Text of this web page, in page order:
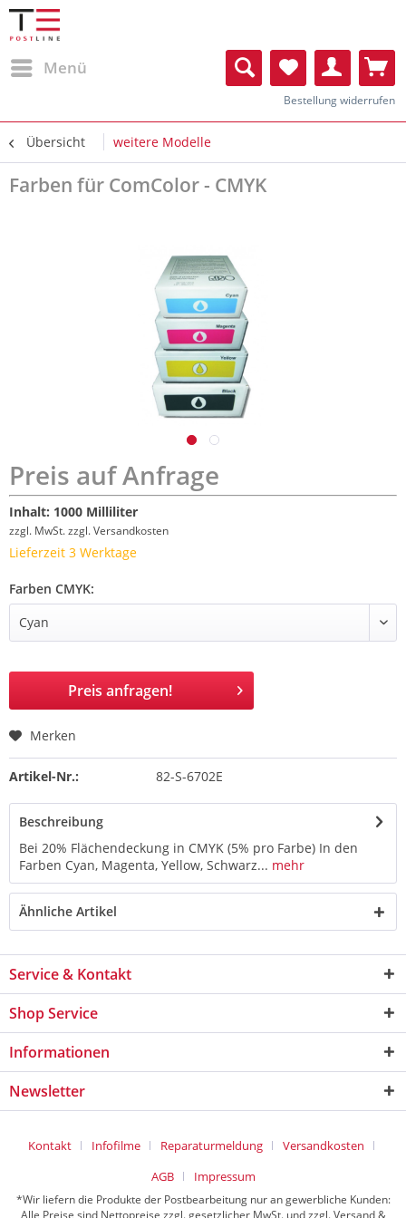
Menü
Bestellung widerrufen
Übersicht weitere Modelle
Farben für ComColor - CMYK
Preis auf Anfrage
Inhalt: 1000 Milliliter
zzgl. MwSt.zzgl. Versandkosten
Lieferzeit 3 Werktage
Farben CMYK:
Preis anfragen!
Merken
Artikel-Nr.: 82-S-6702E
Beschreibung
Bei 20% Flächendeckung in CMYK (5% pro Farbe) In den
Farben Cyan, Magenta, Yellow, Schwarz... mehr
Ähnliche Artikel
Service & Kontakt
Shop Service
Informationen
Newsletter
Kontakt Infofilme Reparaturmeldung
Versandkosten
AGB
Impressum
*Wir liefern die Produkte der Postbearbeitung nur an gewerbliche Kunden: